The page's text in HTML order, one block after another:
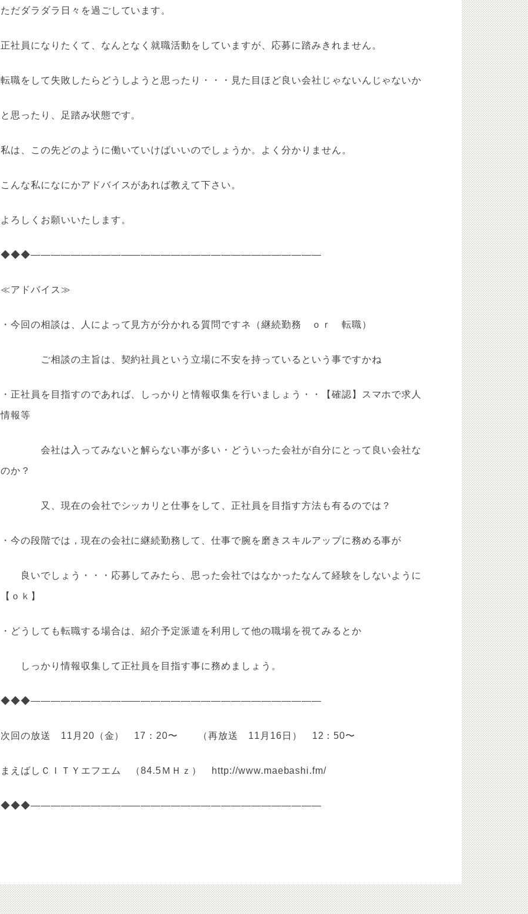
ただダラダラ日々を過ごしています。
正社員になりたくて、なんとなく就職活動をしていますが、応募に踏みきれません。
転職をして失敗したらどうしようと思ったり・・・見た目ほど良い会社じゃないんじゃないか
と思ったり、足踏み状態です。
私は、この先どのように働いていけばいいのでしょうか。よく分かりません。
こんな私になにかアドバイスがあれば教えて下さい。
よろしくお願いいたします。
◆◆◆—————————————————————————————
≪アドバイス≫
・今回の相談は、人によって見方が分かれる質問ですネ（継続勤務 ｏｒ 転職）
ご相談の主旨は、契約社員という立場に不安を持っているという事ですかね
・正社員を目指すのであれば、しっかりと情報収集を行いましょう・・【確認】スマホで求人
情報等
会社は入ってみないと解らない事が多い・どういった会社が自分にとって良い会社な
のか？
又、現在の会社でシッカリと仕事をして、正社員を目指す方法も有るのでは？
・今の段階では，現在の会社に継続勤務して、仕事で腕を磨きスキルアップに務める事が
良いでしょう・・・応募してみたら、思った会社ではなかったなんて経験をしないように
【ｏｋ】
・どうしても転職する場合は、紹介予定派遣を利用して他の職場を視てみるとか
しっかり情報収集して正社員を目指す事に務めましょう。
◆◆◆—————————————————————————————
次回の放送 11月20（金） 17：20〜 （再放送 11月16日） 12：50〜
まえばしＣＩＴＹエフエム （84.5ＭＨｚ） http://www.maebashi.fm/
◆◆◆—————————————————————————————